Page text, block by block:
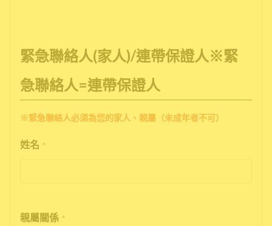
緊急聯絡人(家人)/連帶保證人※緊
急聯絡人=連帶保證人
※緊急聯絡人必須為您的家人、親屬（未成年者不可）
姓名 *
親屬關係 *